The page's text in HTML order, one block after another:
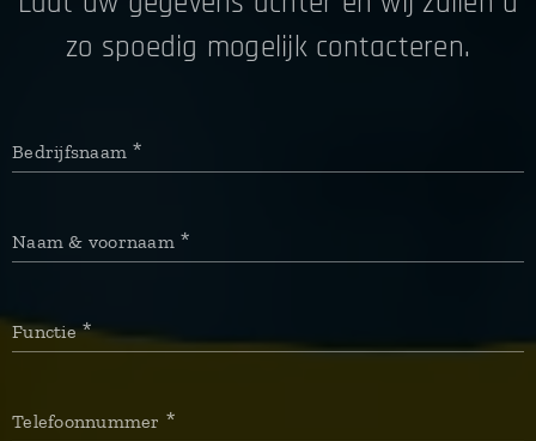
zo spoedig mogelijk contacteren.
Bedrijfsnaam
Naam & voornaam
Functie
Telefoonnummer